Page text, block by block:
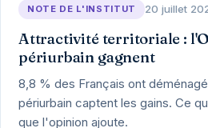
NOTE DE L'INSTITUT 20 juillet
Attractivité territoriale :
périurbain gagnent
8,8 % des Français ont
périurbain captent les gains. Ce
que l'opinion ajoute.